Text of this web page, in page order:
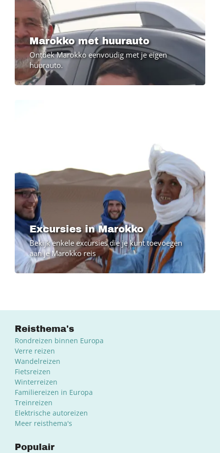
Marokko met huurauto
Ontdek Marokko eenvoudig met je eigen
huurauto.
Excursies in Marokko
Bekijk enkele excursies die je kunt toevoegen
aan je Marokko reis
Reisthema's
Rondreizen binnen Europa
Verre reizen
Wandelreizen
Fietsreizen
Winterreizen
Familiereizen in Europa
Treinreizen
Elektrische autoreizen
Meer reisthema's
Populair